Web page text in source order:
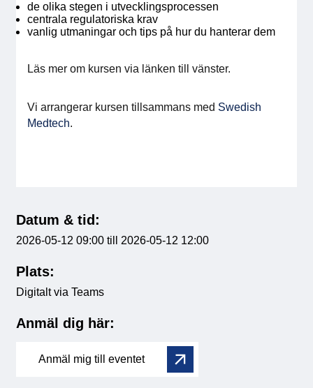
Om oss
Våra medlemmar
Svensk Elektronik i media
Datum & tid:
2026-05-12 09:00 till 2026-05-12 12:00
Plats:
Digitalt via Teams
Anmäl dig här:
Anmäl mig till eventet
de olika stegen i utvecklingsprocessen
centrala regulatoriska krav
vanlig utmaningar och tips på hur du hanterar dem
Läs mer om kursen via länken till vänster.
Vi arrangerar kursen tillsammans med Swedish
Medtech.